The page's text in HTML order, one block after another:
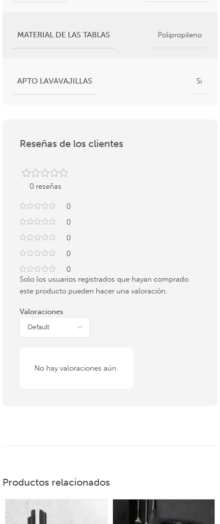
MATERIAL DE LAS TABLAS Polipropileno
APTO LAVAVAJILLAS Si
Reseñas de los clientes
0 reseñas
0
0
0
0
0
Valoraciones
No hay valoraciones aún.
Solo los usuarios registrados que hayan comprado
este producto pueden hacer una valoración.
Productos relacionados